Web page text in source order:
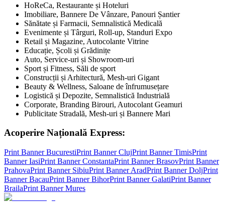
HoReCa, Restaurante și Hoteluri
Imobiliare, Bannere De Vânzare, Panouri Șantier
Sănătate și Farmacii, Semnalistică Medicală
Evenimente și Târguri, Roll-up, Standuri Expo
Retail și Magazine, Autocolante Vitrine
Educație, Școli și Grădinițe
Auto, Service-uri și Showroom-uri
Sport și Fitness, Săli de sport
Construcții și Arhitectură, Mesh-uri Gigant
Beauty & Wellness, Saloane de înfrumusețare
Logistică și Depozite, Semnalistică Industrială
Corporate, Branding Birouri, Autocolant Geamuri
Publicitate Stradală, Mesh-uri și Bannere Mari
Acoperire Națională Express:
Print BannerBucurestiPrint BannerClujPrint BannerTimisPrint
BannerIasiPrint BannerConstantaPrint BannerBrasovPrint Banner
PrahovaPrint Banner SibiuPrint BannerAradPrint BannerDoljPrint
BannerBacauPrint BannerBihorPrint BannerGalatiPrint Banner
BrailaPrint BannerMures